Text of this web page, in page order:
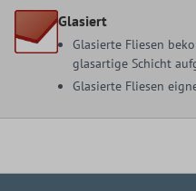
Glasiert
Glasierte Fliesen
glasartige Schicht
Glasierte Fliesen